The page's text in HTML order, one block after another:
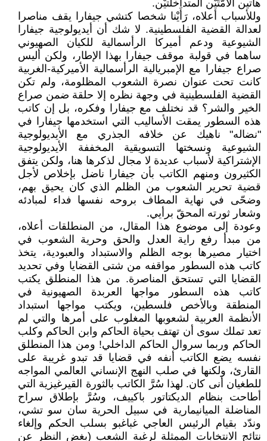
هاتين الأمّتَيْن المتداخلتيْن.
وللأسباب أعلاه، رَأَيْنا شخصا كتشي جيفارا يقف مناصرا
لعدالة القضية الفلسطينية. لا شك أن أيديولوجية جيفارا
الشيوعية ودعم أميركا الرأسمالية للكيان الصهيوني
ساهما في قولبة موقف جيفارا بهذا الإطار، ولكن أليس
صراع جيفارا مع الإمبريالية الرأسمالية الأميركية-الغربية
كانت تحت عنوان نصرة الشعوب المظلومة، ولم تكن
القضية الفلسطينية في وجهة نظره إلا حلقة ضمن صراع
الخير والشر؟ قد نختلف مع جيفارا وفكره، بل إن كاتب
هذه السطور يمقت الأساليب التي استخدمها جيفارا في
"نضاله" ناهيك عن خلافه الجذري مع الأيديولوجية
الشيوعية ونسختها التسويقية المخففة الأيديولوجية
الإشتراكية لأسباب عديدة لا مجال لذكرها هنا، ولكن يتفق
الكثيرون ومنهم الكاتب بأن جيفارا ناضل بإخلاص لأجل
قضية تحرير الشعوب من الظلم الذي كان يحيق بهم،
وضحّى في نهاية المطاف بروحه نفسها فداء لمبادئه
وشعار ثورته المحقّ برأيي.
وعودة إلى موضوع هذا المقال، من المنطلقات أعلاه،
من مبدأ رفع راية العدل والحق وحرية الشعوب في
اختيار مصيرها بوجه الظلم والاستبداد والعبودية، يتخذ
كاتب هذه السطور مواقفه من شتى القضايا وفي تحديد
القضايا التي تستحق المناصرة. من هذا المنطلق يكتب
كاتب هذه السطور مواجها العربدة الصهيونية في
المنطقة وبالأخص فلسطين، ويكتب مواجها استبداد
الأنظمة العربية لشعوبها المغلوب على أمرها والتي لم
تعد تملك سوى أن تهتف بحياة الحاكم وابن الحاكم وكلب
الحاكم وربما سروال الحاكم الداخلي! ومن هذا المنطلق
نفسه يضع الكاتب أنفه في قضايا قد تبدو غريبة على
القارئ، ولكنها في صلب النهج الإنساني العالمي المواجه
للطغيان أنى كان. لهذا سُرَّ الكاتب بالثورة القيرغيزية التي
أطاحت بنظام الديكتاتور باكييف، وسُرَّ بإطلاق سراح
المناضلة الميانيمارية في سبيل الحرية سان سو تشي،
وندّد بقيام الرئيس العاجي غباغبو بسلب الحكم وإلغاء
نتائج الانتخابات الممثلة لرغبة الشعب (بغض النظر عن